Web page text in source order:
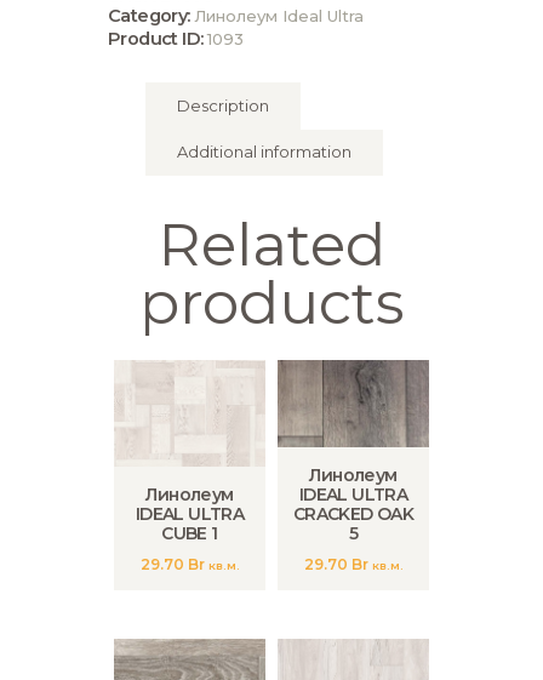
Category: Линолеум Ideal Ultra
Product ID:1093
Description
Additional information
Related
products
Линолеум
IDEAL ULTRA
CUBE 1
29.70 Brкв.м.
Линолеум
IDEAL ULTRA
CRACKED OAK
5
29.70 Brкв.м.